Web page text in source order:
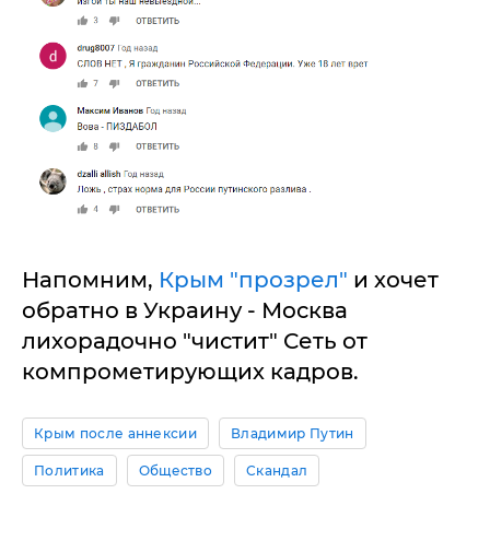
Напомним, Крым "прозрел" и хочет
обратно в Украину - Москва
лихорадочно "чистит" Сеть от
компрометирующих кадров.
Крым после аннексии Владимир Путин
Политика Общество Скандал